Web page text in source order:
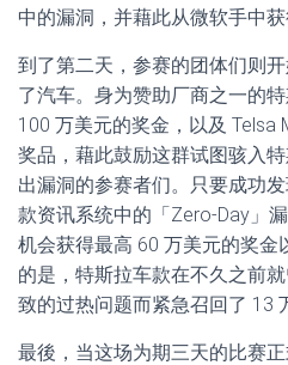
中的漏洞，并藉此从微软手中获
到了第二天，参赛的团体们则
了汽车。身为赞助厂商之一的
100 万美元的奖金，以及 Telsa
奖品，藉此鼓励这群试图骇入
出漏洞的参赛者们。只要成功
款资讯系统中的「Zero-Day」
机会获得最高 60 万美元的奖金
的是，特斯拉车款在不久之前
致的过热问题而紧急召回了 13
最後，当这场为期三天的比赛